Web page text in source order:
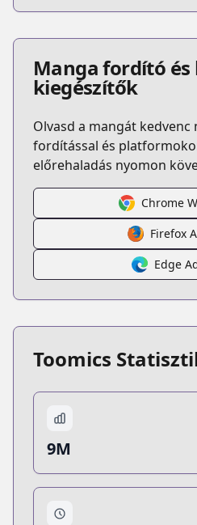
Manga fordító
kiegészítők
Olvasd a mangát kedvenc
fordítással és
előrehaladás nyomon
Chrome
Firefox
Edge
Toomics
9M